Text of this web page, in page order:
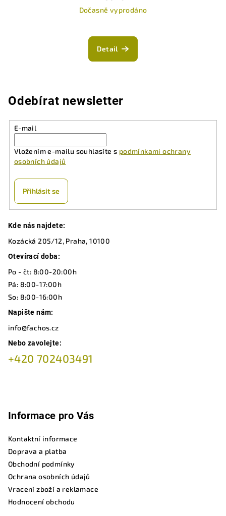
Dočasně vyprodáno
Detail
Odebírat newsletter
E-mail
Vložením e-mailu souhlasíte s podmínkami ochrany
osobních údajů
Přihlásit se
Kde nás najdete:
Kozácká 205/12, Praha, 10100
Otevírací doba:
Po - čt: 8:00-20:00h
Pá: 8:00-17:00h
So: 8:00-16:00h
Napište nám:
info@fachos.cz
Nebo zavolejte:
+420 702403491
Informace pro Vás
Kontaktní informace
Doprava a platba
Obchodní podmínky
Ochrana osobních údajů
Vracení zboží a reklamace
Hodnocení obchodu